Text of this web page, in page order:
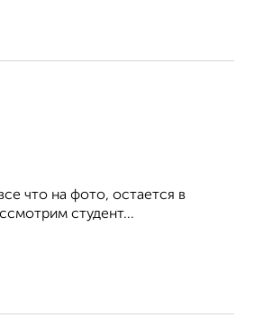
что на фото, остается в
студент...